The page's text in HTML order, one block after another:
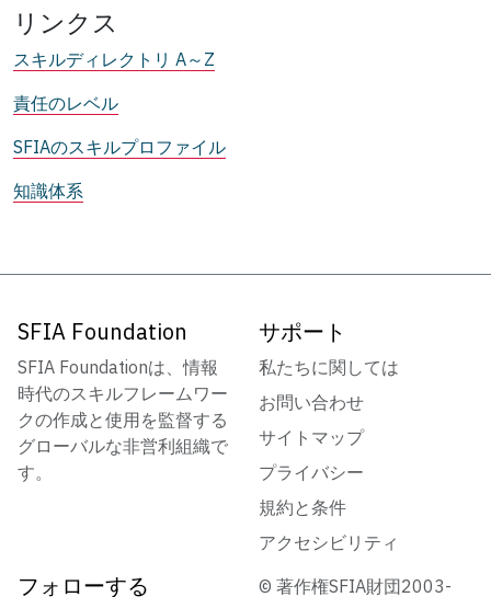
リンクス
スキルディレクトリ A～Z
責任のレベル
SFIAのスキルプロファイル
知識体系
SFIA Foundation
SFIA Foundationは、情報
時代のスキルフレームワー
クの作成と使用を監督する
グローバルな非営利組織で
す。
サポート
私たちに関しては
お問い合わせ
サイトマップ
プライバシー
規約と条件
アクセシビリティ
フォローする © 著作権SFIA財団2003-